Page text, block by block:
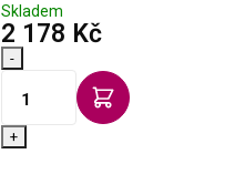
Skladem
2 178 Kčs DPH
-
+